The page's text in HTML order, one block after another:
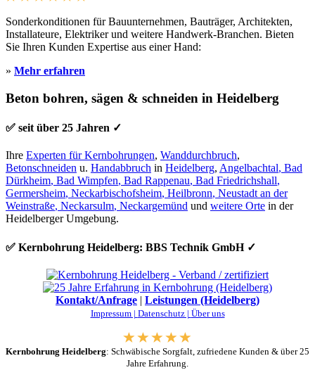
Sonderkonditionen für Bauunternehmen, Bauträger, Architekten,
Installateure, Elektriker und weitere Handwerk-Branchen. Bieten
Sie Ihren Kunden Expertise aus einer Hand:
» Mehr erfahren
Beton bohren, sägen & schneiden in Heidelberg
✅ seit über 25 Jahren ✓
Ihre Experten für Kernbohrungen, Wanddurchbruch,
Betonschneiden u. Handabbruch in Heidelberg, Angelbachtal, Bad
Dürkheim, Bad Wimpfen, Bad Rappenau, Bad Friedrichshall,
Germersheim, Neckarbischofsheim, Heilbronn, Neustadt an der
Weinstraße, Neckarsulm, Neckargemünd und weitere Orte in der
Heidelberger Umgebung.
✅ Kernbohrung Heidelberg: BBS Technik GmbH ✓
Kontakt/Anfrage | Leistungen (Heidelberg)
Impressum | Datenschutz | Über uns
Kernbohrung Heidelberg: Schwäbische Sorgfalt, zufriedene Kunden & über 25
Jahre Erfahrung.